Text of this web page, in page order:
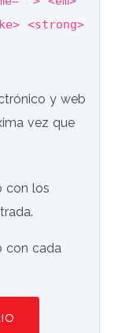
<strong>
y web
vez que
con los
con cada